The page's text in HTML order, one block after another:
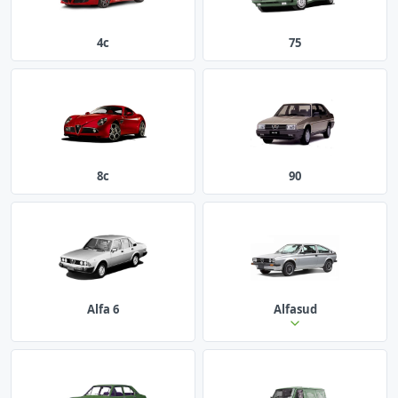
4c 75
8c 90
Alfa 6 Alfasud